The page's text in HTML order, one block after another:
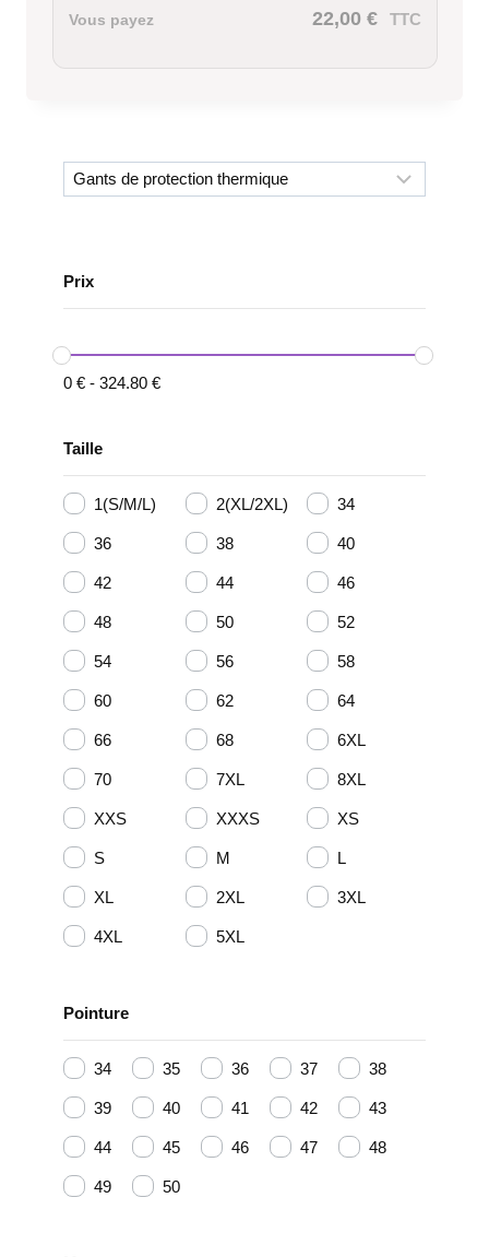
Vous payez 22,00 € TTC
Prix
0 € - 324.80 €
Taille
1(S/M/L) 2(XL/2XL) 34
36 38 40
42 44 46
48 50 52
54 56 58
60 62 64
66 68 6XL
70 7XL 8XL
XXS XXXS XS
S M L
XL 2XL 3XL
4XL 5XL
Pointure
34 35 36 37 38
39 40 41 42 43
44 45 46 47 48
49 50